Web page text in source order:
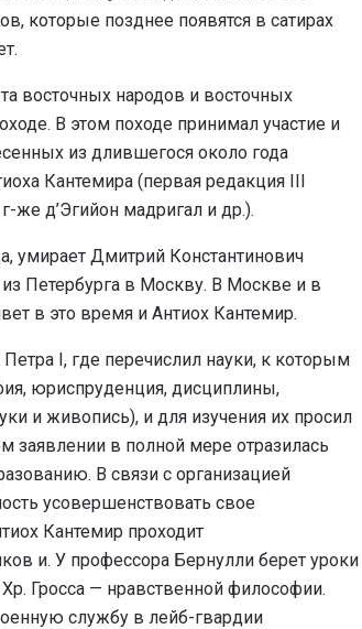
которые позднее появятся в сатирах
восточных народов и восточных
В этом походе принимал участие и
из длившегося около года
Кантемира (первая редакция III
же д’Эгийон мадригал и др.).
умирает Дмитрий Константинович
из Петербурга в Москву. В Москве и в
в это время и Антиох Кантемир.
I, где перечислил науки, к которым
юриспруденция, дисциплины,
и живопись), и для изучения их просил
заявлении в полной мере отразилась
В связи с организацией
усовершенствовать свое
Кантемир проходит
и. У профессора Бернулли берет уроки
Гросса — нравственной философии.
службу в лейб-гвардии